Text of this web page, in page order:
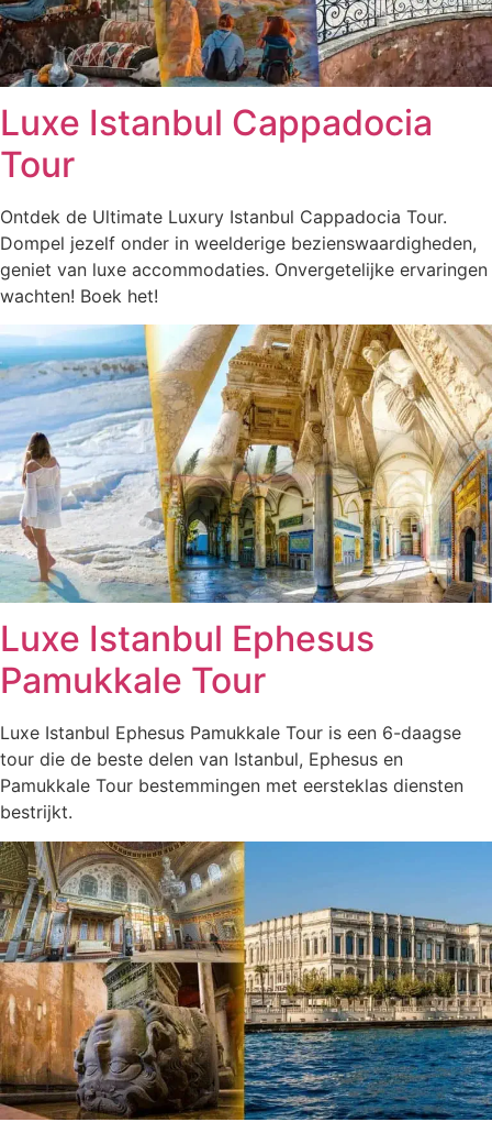
Luxe Istanbul Cappadocia
Tour
Ontdek de Ultimate Luxury Istanbul Cappadocia Tour.
Dompel jezelf onder in weelderige bezienswaardigheden,
geniet van luxe accommodaties. Onvergetelijke ervaringen
wachten! Boek het!
Luxe Istanbul Ephesus
Pamukkale Tour
Luxe Istanbul Ephesus Pamukkale Tour is een 6-daagse
tour die de beste delen van Istanbul, Ephesus en
Pamukkale Tour bestemmingen met eersteklas diensten
bestrijkt.